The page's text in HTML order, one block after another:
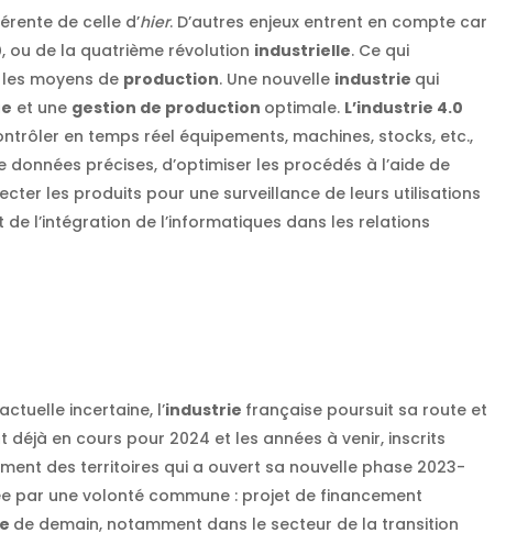
de celle d’hier. D’autres enjeux entrent en compte car
, ou de la quatrième révolution industrielle. Ce qui
moyens de production. Une nouvelle industrie qui
et une gestion de production optimale. L’industrie 4.0
en temps réel équipements, machines, stocks, etc.,
précises, d’optimiser les procédés à l’aide de
les produits pour une surveillance de leurs utilisations
de l’intégration de l’informatiques dans les relations
incertaine, l’industrie française poursuit sa route et
déjà en cours pour 2024 et les années à venir, inscrits
des territoires qui a ouvert sa nouvelle phase 2023-
par une volonté commune : projet de financement
de demain, notamment dans le secteur de la transition